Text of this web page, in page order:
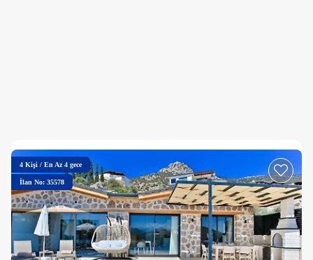
4 Kişi / En Az 4 gece
İlan No: 35578